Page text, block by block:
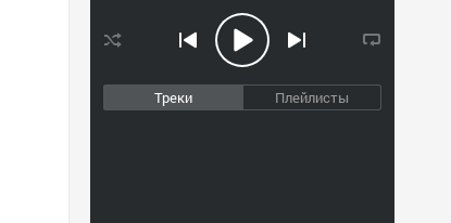
Треки Плейлисты